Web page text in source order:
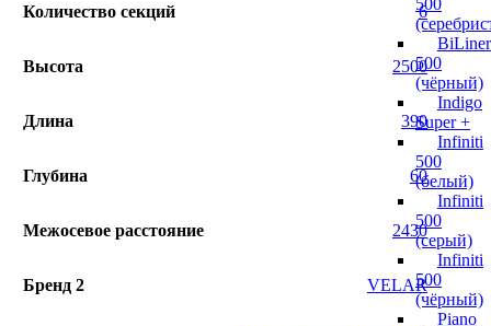
500
BiLiner
500
(чёрный)
Indigo
Super +
Infiniti
500
(белый)
Infiniti
500
(серый)
Infiniti
500
(чёрный)
Piano
Количество секций 6
Высота 2500
Длина 390
Глубина 60
Межосевое расстояние 2430
Бренд 2 VELAR